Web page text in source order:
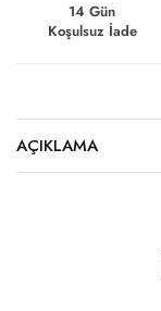
14 Gün
Koşulsuz İade
AÇIKLAMA